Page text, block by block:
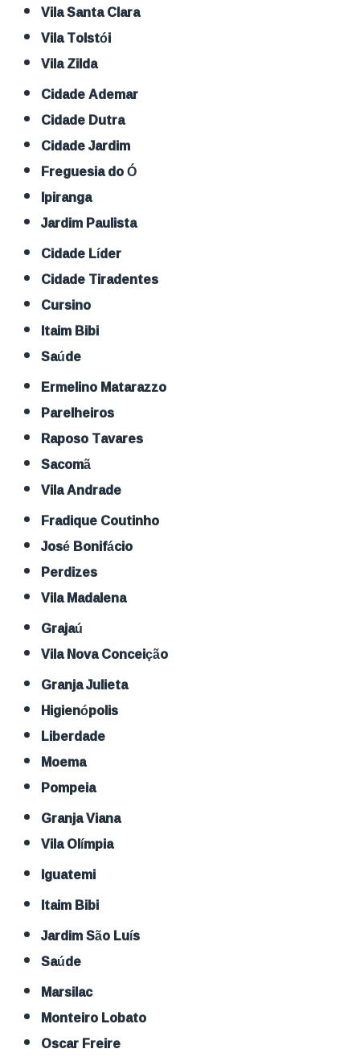
Vila Santa Clara
Vila Tolstói
Vila Zilda
Cidade Ademar
Cidade Dutra
Cidade Jardim
Freguesia do Ó
Ipiranga
Jardim Paulista
Cidade Líder
Cidade Tiradentes
Cursino
Itaim Bibi
Saúde
Ermelino Matarazzo
Parelheiros
Raposo Tavares
Sacomã
Vila Andrade
Fradique Coutinho
José Bonifácio
Perdizes
Vila Madalena
Grajaú
Vila Nova Conceição
Granja Julieta
Higienópolis
Liberdade
Moema
Pompeia
Granja Viana
Vila Olímpia
Iguatemi
Itaim Bibi
Jardim São Luís
Saúde
Marsilac
Monteiro Lobato
Oscar Freire